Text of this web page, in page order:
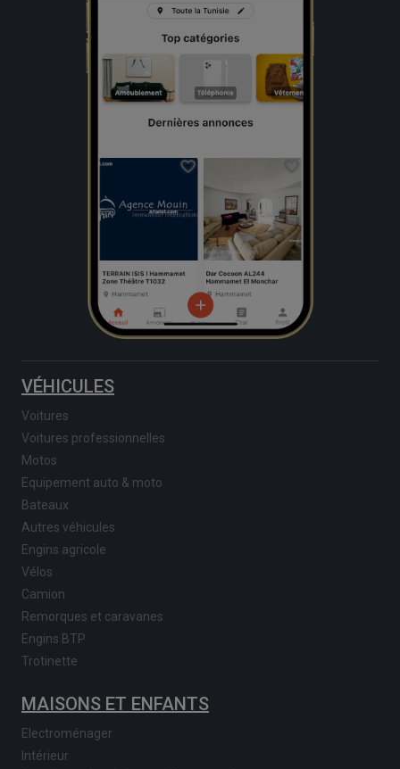
VÉHICULES
Voitures
Voitures professionnelles
Motos
Equipement auto & moto
Bateaux
Autres véhicules
Engins agricole
Vélos
Camion
Remorques et caravanes
Engins BTP
Trotinette
MAISONS ET ENFANTS
Electroménager
Intérieur